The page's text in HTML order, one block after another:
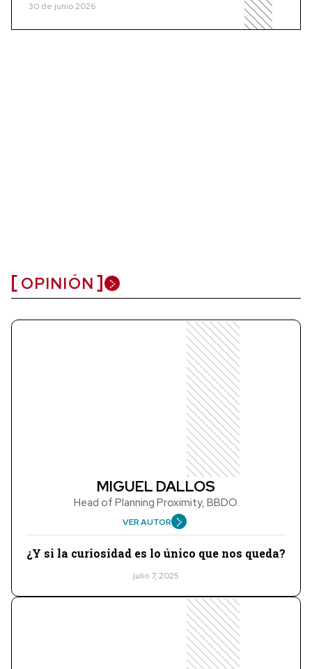
30 de junio 2026
OPINIÓN
MIGUEL DALLOS
Head of Planning Proximity, BBDO.
VER AUTOR
¿Y si la curiosidad es lo único que nos queda?
julio 7, 2025